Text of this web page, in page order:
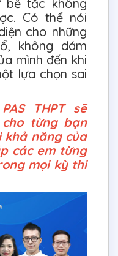
bế tắc không
Có thể nói
cho những
không dám
mình đến khi
lựa chọn sai
THPT sẽ
từng bạn
khả năng của
các em từng
mọi kỳ thi